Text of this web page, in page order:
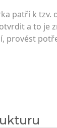
patří k
a to je
provést